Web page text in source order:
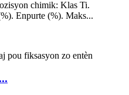
chimik: Klas Ti.
Enpurte (%). Maks...